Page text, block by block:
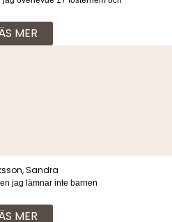
MER
Sandra
jag lämnar inte barnen
MER